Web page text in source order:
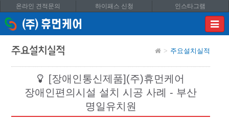
온라인 견적문의 하이패스 신청 인스타그램
이메
입력
주요설치실적 주요설치실적
[장애인통신제품](주)휴먼케어
장애인편의시설 설치 시공 사례 - 부산
명일유치원